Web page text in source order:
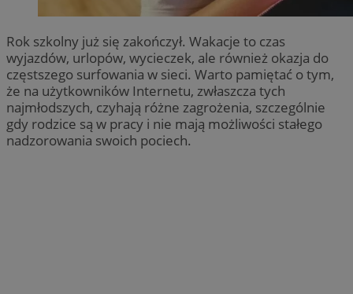
Rok szkolny już się zakończył. Wakacje to czas
wyjazdów, urlopów, wycieczek, ale również okazja do
częstszego surfowania w sieci. Warto pamiętać o tym,
że na użytkowników Internetu, zwłaszcza tych
najmłodszych, czyhają różne zagrożenia, szczególnie
gdy rodzice są w pracy i nie mają możliwości stałego
nadzorowania swoich pociech.